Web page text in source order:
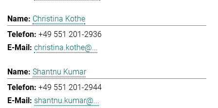
Christina Kothe
+49 551 201-2936
christina.kothe@...
Shantnu Kumar
+49 551 201-2944
shantnu.kumar@...